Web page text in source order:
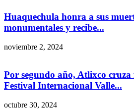
Huaquechula honra a sus
monumentales y recibe...
noviembre 2, 2024
Por segundo año, Atlixco cruza
Festival Internacional Valle...
octubre 30, 2024